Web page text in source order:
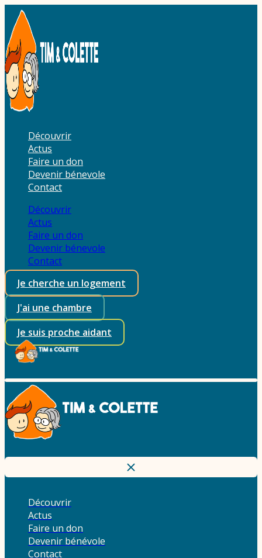
Aller
au
contenu
Découvrir
Actus
Faire un don
Devenir bénevole
Contact
Découvrir
Actus
Faire un don
Devenir bénevole
Contact
Je cherche un logement
J'ai une chambre
Je suis proche aidant
Découvrir
Actus
Faire un don
Devenir bénévole
Contact